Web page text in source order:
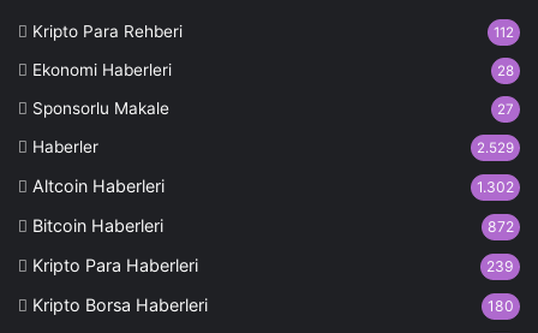
Kripto Para Rehberi 112
Ekonomi Haberleri 28
Sponsorlu Makale 27
Haberler 2.529
Altcoin Haberleri 1.302
Bitcoin Haberleri 872
Kripto Para Haberleri 239
Kripto Borsa Haberleri 180